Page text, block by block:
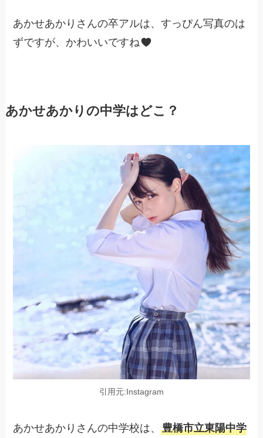
あかせあかりさんの卒アルは、すっぴん写真のは
ずですが、かわいいですね
あかせあかりの中学はどこ？
引用元:Instagram
あかせあかりさんの中学校は、豊橋市立東陽中学